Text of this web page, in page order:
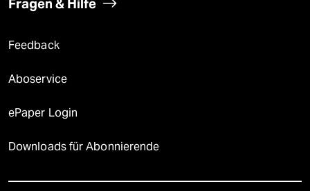
Fragen & Hilfe
Feedback
Aboservice
ePaper Login
Downloads für Abonnierende